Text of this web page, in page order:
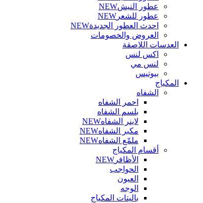
عطور النيشNEW
عطور للشعر NEW
احدث العطور الجديدةNEW
العروض والخصومات
العدسات اللاصقة
اكس لنس
لنس مي
بيوتيس
المكياج
الشفاه
احمر الشفاه
بلسم الشفاه
لاينر الشفاهNEW
مكبر الشفاهNEW
ملمّع الشفاهNEW
أقسام المكياج
الأظافر NEW
الحواجب
العيون
الوجه
باليتات المكياج